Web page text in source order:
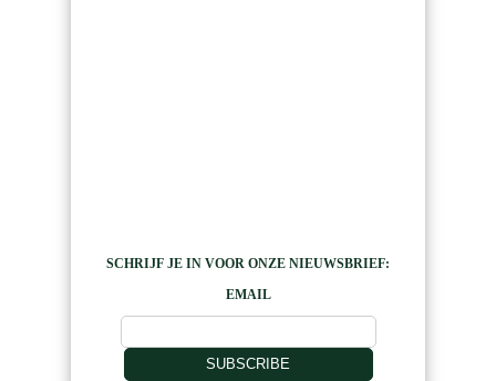
SCHRIJF JE IN VOOR ONZE NIEUWSBRIEF:
EMAIL
SUBSCRIBE